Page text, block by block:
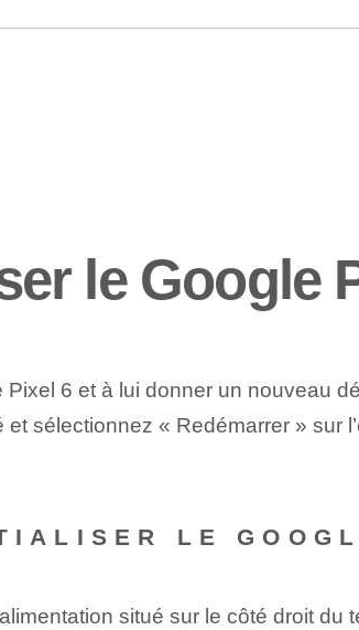
le Google
6 et à lui donner un nouveau
sélectionnez « Redémarrer » sur
LE
situé sur le côté droit du